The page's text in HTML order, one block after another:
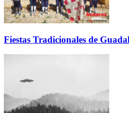
Fiestas Tradicionales de